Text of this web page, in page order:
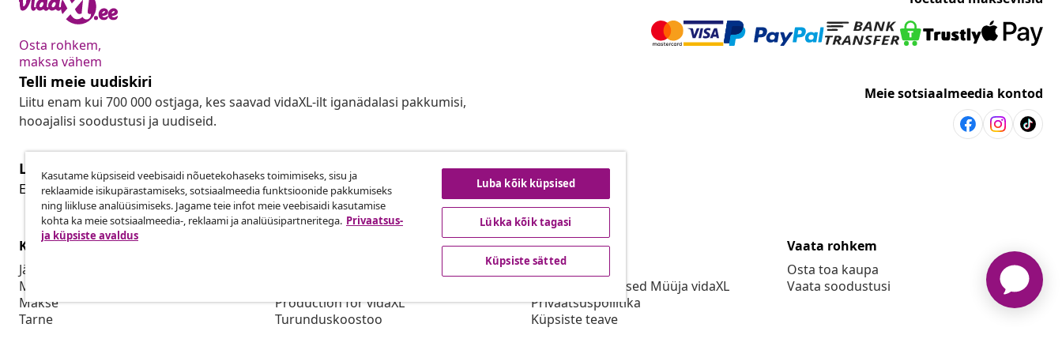
Osta rohkem,
maksa vähem
Telli meie uudiskiri
Liitu enam kui 700 000 ostjaga, kes saavad vidaXL-ilt iganädalasi pakkumisi,
hooajalisi soodustusi ja uudiseid.
Meie sotsiaalmeedia kontod
Lepingust taganemine
Esita oma tellimuse kohta tagastamissoov.
Lepingust taganemine
Klienditeenindus
Jälgi oma tellimust
Mi konto
Makse
Tarne
Production for vidaXL
Turunduskoostoo
vidaXL
vidaXList
Kasutustingimused Müüja vidaXL
Privaatsuspoliitika
Küpsiste teave
Vaata rohkem
Osta toa kaupa
Vaata soodustusi
Kasutame küpsiseid veebisaidi nõuetekohaseks toimimiseks, sisu ja
reklaamide isikupärastamiseks, sotsiaalmeedia funktsioonide pakkumiseks
ning liikluse analüüsimiseks. Jagame teie infot meie veebisaidi kasutamise
kohta ka meie sotsiaalmeedia-, reklaami ja analüüsipartneritega. Privaatsus-
ja küpsiste avaldus
Luba kõik küpsised
Lükka kõik tagasi
Küpsiste sätted